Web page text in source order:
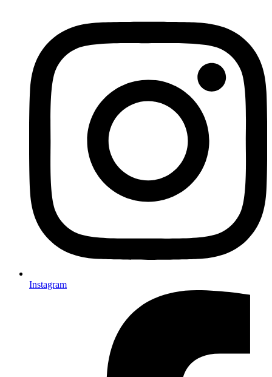
Instagram